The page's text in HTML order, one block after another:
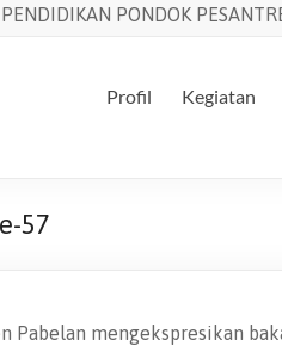
PONDOK
Profil Kegiatan
57
Pabelan mengekspresikan